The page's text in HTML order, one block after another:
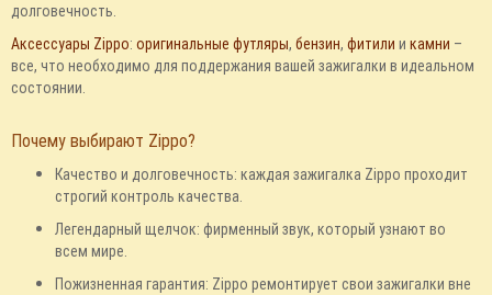
долговечность.
Аксессуары Zippo: оригинальные футляры, бензин, фитили и камни –
все, что необходимо для поддержания вашей зажигалки в идеальном
состоянии.
Почему выбирают Zippo?
Качество и долговечность: каждая зажигалка Zippo проходит
строгий контроль качества.
Легендарный щелчок: фирменный звук, который узнают во
всем мире.
Пожизненная гарантия: Zippo ремонтирует свои зажигалки вне